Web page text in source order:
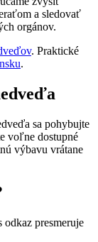
a sledovať
orgánov.
. Praktické
.
sa pohybujte
voľne dostupné
výbavu vrátane
presmeruje